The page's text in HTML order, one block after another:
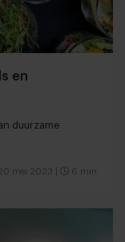
en
duurzame
mei 2023 6 min